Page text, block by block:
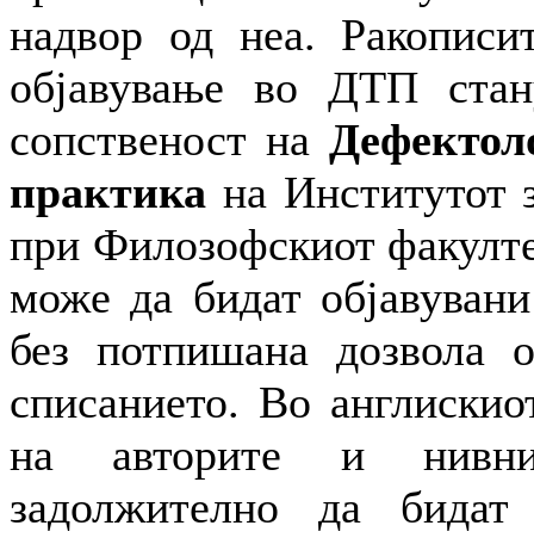
надвор од неа.
објавување во ДТП
сопственост на
практика на Институтот
при Филозофскиот
можe да бидат
без потпишана дозвола
списанието. Во
на авторите и
задолжително да